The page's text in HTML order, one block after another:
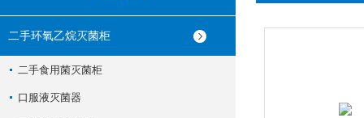
二手环氧乙烷灭菌柜
二手食用菌灭菌柜
口服液灭菌器